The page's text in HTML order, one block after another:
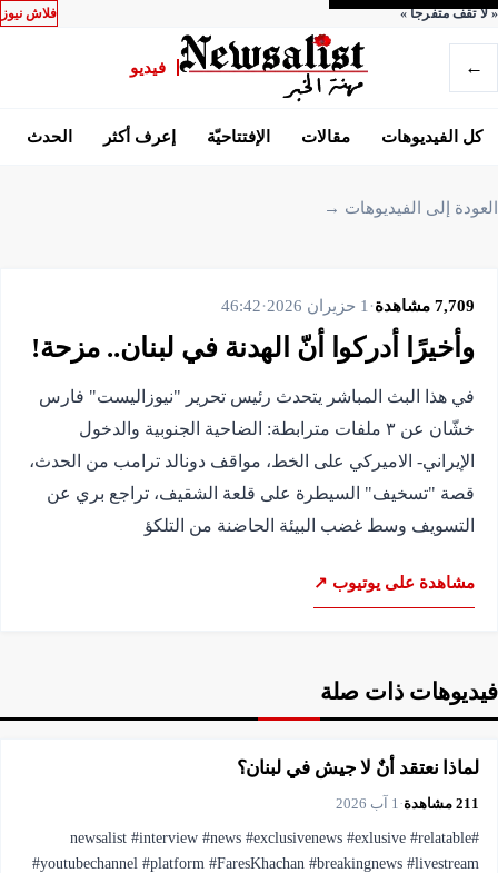
«لا تقف متفرجاً» فلاش نيوز
← فيديو
كل الفيديوهات مقالات الإفتتاحيّة إعرف أكثر الحدث
العودة إلى الفيديوهات →
7,709 مشاهدة· 1 حزيران 2026 ·
46:42
وأخيرًا أدركوا أنّ الهدنة في لبنان.. مزحة!
في هذا البث المباشر يتحدث رئيس تحرير "نيوزاليست" فارس
خشّان عن ٣ ملفات مترابطة: الضاحية الجنوبية والدخول
الإيراني- الاميركي على الخط، مواقف دونالد ترامب من الحدث،
قصة "تسخيف" السيطرة على قلعة الشقيف، تراجع بري عن
التسويف وسط غضب البيئة الحاضنة من التلكؤ
مشاهدة على يوتيوب ↗
فيديوهات ذات صلة
6:35
▶فيديو
لماذا نعتقد أنٌ لا جيش في لبنان؟
211 مشاهدة·1 آب 2026
#newsalist #interview #news #exclusivenews #exlusive #relatable
#youtubechannel #platform #FaresKhachan #breakingnews #livestream